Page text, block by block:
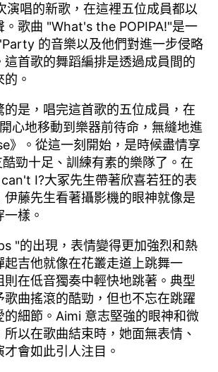
演唱的新歌，在這裡五位成員都以
。歌曲 "What's the POPIPA!"是一
的音樂以及他們對進一步侵略
這首歌的舞蹈編排是透過成員間的
。
的是，唱完這首歌的五位成員，在
心地移動到樂器前待命，無縫地進
》。從這一刻開始，是時候盡情享
勁十足、訓練有素的樂隊了。在
I?大冢先生帶著欣喜若狂的表
伊藤先生看著攝影機的眼神就像是
樣。
"的出現，表情變得更加強烈和熱
起吉他就像在花叢走道上跳舞一
則在低音獨奏中輕快地跳著。典型
歌曲搖滾的酷勁，但也不忘在跳躍
的細節。Aimi 意志堅強的眼神和微
以在歌曲結束時，她面無表情、
會如此引人注目。